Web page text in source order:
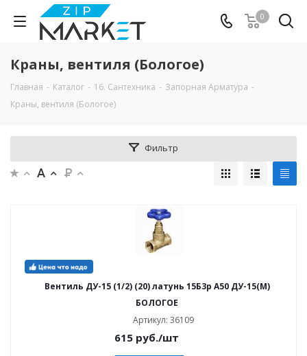
0
Краны, вентиля (Бологое)
Главная - Каталог - 16. Сантехника - Запорная Арматура -
Краны, вентиля (Бологое)
Фильтр
Вентиль ДУ-15 (1/2) (20) латунь 15Б3р А50 ДУ-15(М)
БОЛОГОЕ
Артикул: 36109
615 руб./шт